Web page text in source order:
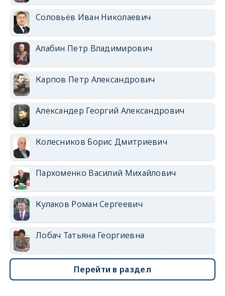
Соловьёв Иван Николаевич
Алабин Петр Владимирович
Карпов Петр Александрович
Александер Георгий Александрович
Колесников Борис Дмитриевич
Пархоменко Василий Михайлович
Кулаков Роман Сергеевич
Лобач Татьяна Георгиевна
Перейти в раздел